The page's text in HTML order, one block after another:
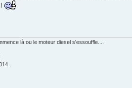
là ou le moteur diesel s'essouffle....